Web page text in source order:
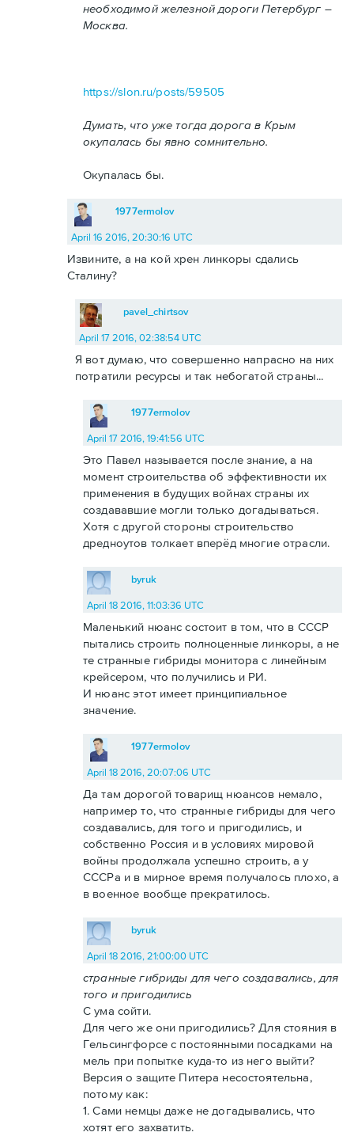
необходимой железной дороги Петербург –
Москва.
https://slon.ru/posts/59505
Думать, что уже тогда дорога в Крым
окупалась бы явно сомнительно.
Окупалась бы.
1977ermolov
April 16 2016, 20:30:16 UTC
Извините, а на кой хрен линкоры сдались
Сталину?
pavel_chirtsov
April 17 2016, 02:38:54 UTC
Я вот думаю, что совершенно напрасно на них
потратили ресурсы и так небогатой страны...
1977ermolov
April 17 2016, 19:41:56 UTC
Это Павел называется после знание, а на
момент строительства об эффективности их
применения в будущих войнах страны их
создававшие могли только догадываться.
Хотя с другой стороны строительство
дредноутов толкает вперёд многие отрасли.
byruk
April 18 2016, 11:03:36 UTC
Маленький нюанс состоит в том, что в СССР
пытались строить полноценные линкоры, а не
те странные гибриды монитора с линейным
крейсером, что получились и РИ.
И нюанс этот имеет принципиальное
значение.
1977ermolov
April 18 2016, 20:07:06 UTC
Да там дорогой товарищ нюансов немало,
например то, что странные гибриды для чего
создавались, для того и пригодились, и
собственно Россия и в условиях мировой
войны продолжала успешно строить, а у
СССРа и в мирное время получалось плохо, а
в военное вообще прекратилось.
byruk
April 18 2016, 21:00:00 UTC
странные гибриды для чего создавались, для
того и пригодились
С ума сойти.
Для чего же они пригодились? Для стояния в
Гельсингфорсе с постоянными посадками на
мель при попытке куда-то из него выйти?
Версия о защите Питера несостоятельна,
потому как:
1. Сами немцы даже не догадывались, что
хотят его захватить.